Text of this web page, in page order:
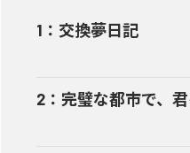
1 ： 交換夢日記
2 ： 完璧な都市で、